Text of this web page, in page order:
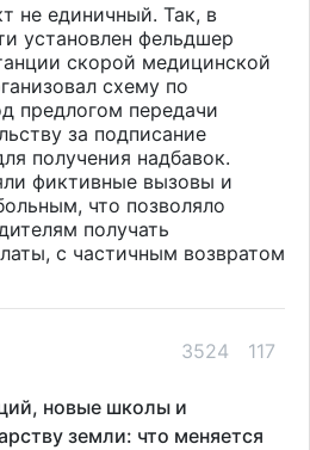
не единичный. Так, в
установлен фельдшер
скорой медицинской
схему по
предлогом передачи
за подписание
получения надбавок.
фиктивные вызовы и
что позволяло
получать
с частичным возвратом
3524 117
новые школы и
земли: что меняется